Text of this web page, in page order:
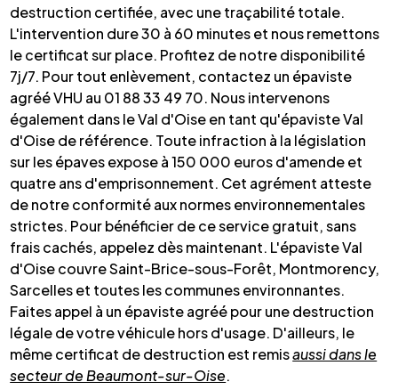
destruction certifiée, avec une traçabilité totale.
L'intervention dure 30 à 60 minutes et nous remettons
le certificat sur place. Profitez de notre disponibilité
7j/7. Pour tout enlèvement, contactez un épaviste
agréé VHU au 01 88 33 49 70. Nous intervenons
également dans le Val d'Oise en tant qu'épaviste Val
d'Oise de référence. Toute infraction à la législation
sur les épaves expose à 150 000 euros d'amende et
quatre ans d'emprisonnement. Cet agrément atteste
de notre conformité aux normes environnementales
strictes. Pour bénéficier de ce service gratuit, sans
frais cachés, appelez dès maintenant. L'épaviste Val
d'Oise couvre Saint-Brice-sous-Forêt, Montmorency,
Sarcelles et toutes les communes environnantes.
Faites appel à un épaviste agréé pour une destruction
légale de votre véhicule hors d'usage. D'ailleurs, le
même certificat de destruction est remisaussi dans le
secteur de Beaumont-sur-Oise.